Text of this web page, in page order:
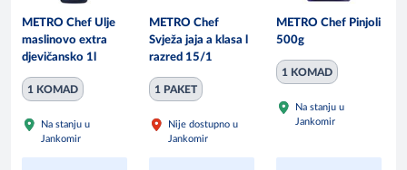
METRO Chef Ulje
maslinovo extra
djevičansko 1l
1 KOMAD
Na stanju u
Jankomir
METRO Chef
Svježa jaja a klasa l
razred 15/1
1 PAKET
Nije dostupno u
Jankomir
METRO Chef Pinjoli
500g
1 KOMAD
Na stanju u
Jankomir